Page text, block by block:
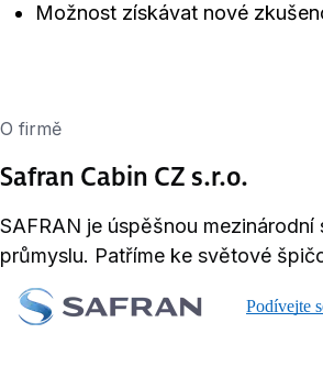
Možnost získávat nové
O firmě
Safran Cabin CZ s.r.o.
SAFRAN je úspěšnou
průmyslu. Patříme ke světové
Podívejte